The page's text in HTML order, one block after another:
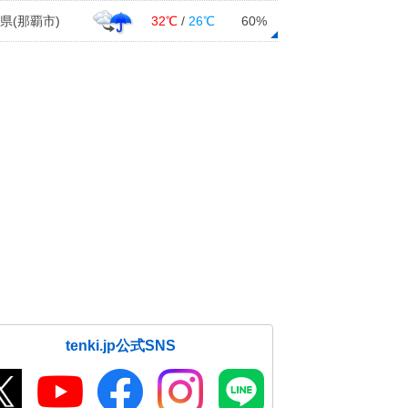
(那覇市) 32℃ / 26℃ 60%
tenki.jp公式SNS